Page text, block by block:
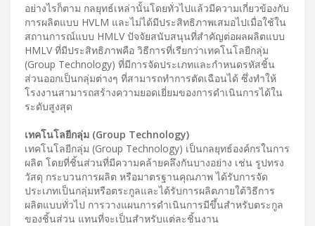
อย่างไรก็ตาม กลยุทธ์เหล่านั้นโดยทั่วไปแล้วมีความเกี่ยวข้องกับ
การผลิตแบบ HVLM และไม่ได้มีประสิทธิภาพเสมอไปเมื่อใช้ใน
สถานการณ์แบบ HMLV ปัจจัยสนับสนุนที่สำคัญต่อผลผลิตแบบ
HMLV ที่มีประสิทธิภาพคือ วิธีการที่เรียกว่าเทคโนโลยีกลุ่ม
(Group Technology) ที่มีการจัดประเภทและกำหนดรหัสชิ้น
ส่วนออกเป็นกลุ่มต่างๆ ที่สามารถทำการตัดเฉือนได้ ซึ่งทำให้
โรงงานสามารถสร้างความยอดเยี่ยมของการดำเนินการได้ใน
ระดับสูงสุด
เทคโนโลยีกลุ่ม (Group Technology)
เทคโนโลยีกลุ่ม (Group Technology) เป็นกลยุทธ์องค์กรในการ
ผลิต โดยที่ชิ้นส่วนที่มีความคล้ายคลึงกันบางอย่าง เช่น รูปทรง
วัสดุ กระบวนการผลิต หรือมาตรฐานคุณภาพ ได้รับการจัด
ประเภทเป็นกลุ่มหรือตระกูลและได้รับการผลิตภายใต้วิธีการ
ผลิตแบบทั่วไป การวางแผนการดำเนินการมีขึ้นสำหรับตระกูล
ของชิ้นส่วน แทนที่จะเป็นสำหรับแต่ละชิ้นงาน